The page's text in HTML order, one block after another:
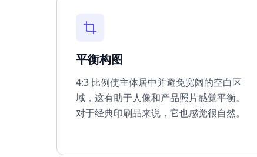
平衡构图
4:3 比例使主体居中并避免宽阔的空白区
域，这有助于人像和产品照片感觉平衡。
对于经典印刷品来说，它也感觉很自然。